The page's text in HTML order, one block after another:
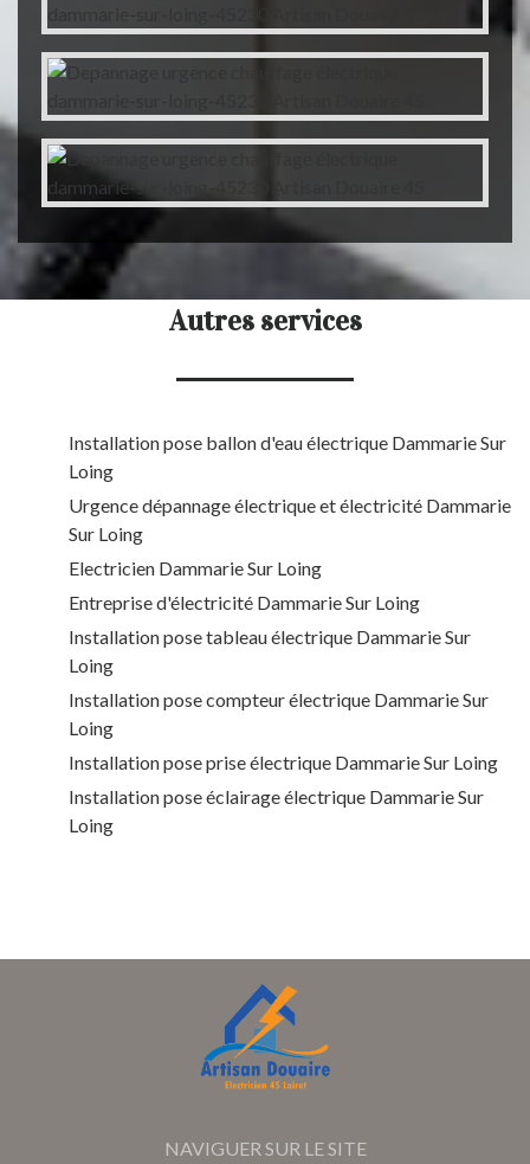
Autres services
Installation pose ballon d'eau électrique Dammarie Sur
Loing
Urgence dépannage électrique et électricité Dammarie
Sur Loing
Electricien Dammarie Sur Loing
Entreprise d'électricité Dammarie Sur Loing
Installation pose tableau électrique Dammarie Sur
Loing
Installation pose compteur électrique Dammarie Sur
Loing
Installation pose prise électrique Dammarie Sur Loing
Installation pose éclairage électrique Dammarie Sur
Loing
NAVIGUER SUR LE SITE